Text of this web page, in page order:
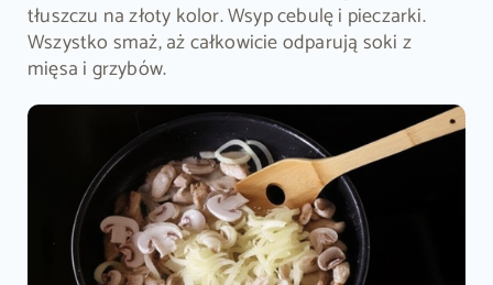
tłuszczu na złoty kolor. Wsyp cebulę i pieczarki.
Wszystko smaż, aż całkowicie odparują soki z
mięsa i grzybów.